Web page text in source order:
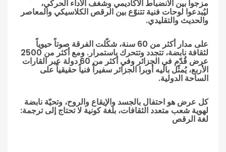
مزجوا بين الانضباط الأكاديمي وشغف الأداء الحركي،
ليُبدعوا لوحات فنية تتنوّع بين الرقص الكلاسيكي والمعاصر
والحديث والتقليدي.
على مدار أكثر من 60 سنة، شكّلت الفرقة صوتاً حيوياً
لثقافة نابضة، تتجدد وتتحرك باستمرار. ومع أكثر من 2500
عرض قُدّم في الجزائر وفي أكثر من 60 دولة عبر القارات
الأربع، يُمثّل باليه أوبرا الجزائر سفيراً فنياً حقيقياً على
الساحة الدولية.
كل عرض هو احتفال بالجسد والإيقاع والروح، وتحيّة نابضة
لهوية شعب متعدد الثقافات، بلغة كونية لا تحتاج إلى ترجمة:
لغة الرقص